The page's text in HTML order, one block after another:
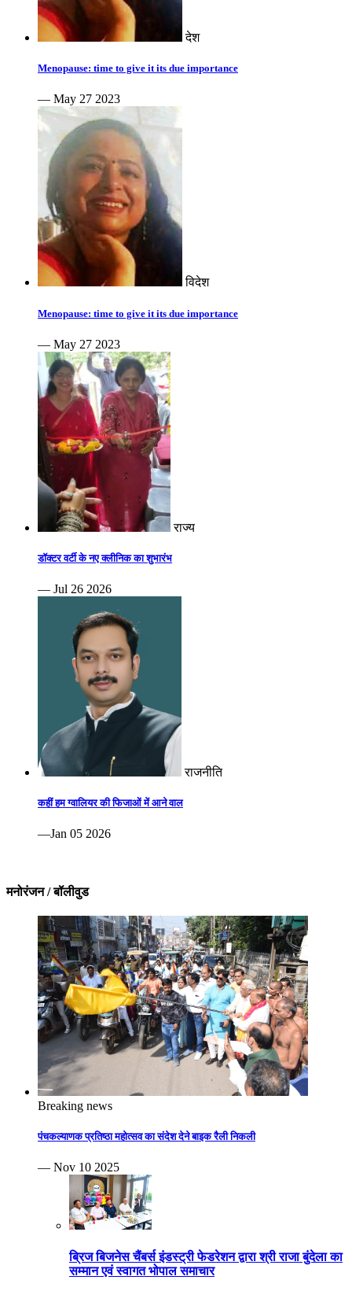
देश
Menopause: time to give it its due importance
— May 27 2023
विदेश
Menopause: time to give it its due importance
— May 27 2023
राज्य
डॉक्टर वर्टी के नए क्लीनिक का शुभारंभ
— Jul 26 2026
राजनीति
कहीं हम ग्वालियर की फिजाओं में आने वाल
—Jan 05 2026
मनोरंजन / बॉलीवुड
Breaking news
पंचकल्याणक प्रतिष्ठा महोत्सव का संदेश देने बाइक रैली निकली
— Nov 10 2025
ब्रिज बिजनेस चैंबर्स इंडस्ट्री फेडरेशन द्वारा श्री राजा बुंदेला का
सम्मान एवं स्वागत भोपाल समाचार